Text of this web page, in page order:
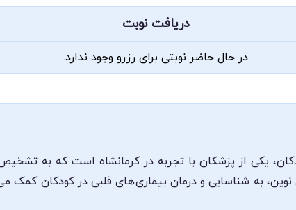
دریافت نوبت
در حال حاضر نوبتی برای رزرو وجود ندارد.
یکی از پزشکان با تجربه در کرمانشاه است که به تشخیص
به شناسایی و درمان بیماری‌های قلبی در کودکان کمک